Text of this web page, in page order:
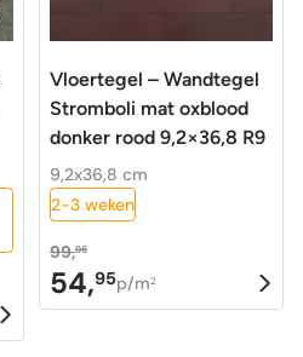
Vloertegel – Wandtegel
Stromboli mat oxblood
donker rood 9,2×36,8 R9
9,2x36,8 cm
2-3 weken
99,95
Oorspronkelijke
prijs
54,95
Huidige
prijs
p/m2